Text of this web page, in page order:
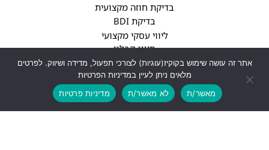
בדיקת חוזה מקצועית
בדיקת BDI
ליווי עסקי מקצועי
סיווג קבלני
עדכוני רגולציה
פרופיל חברה
יצירת קשר
info@cwa.org.il
אתר זה עושה שימוש בקוקיז(עוגיות) לצורכי תפעול, מדידה ושיווק. לפרטים
מלאים ניתן לעיין במדיניות הפרטיות
מאשר/ת
לא מאשר/ת מדיניות פרטיות